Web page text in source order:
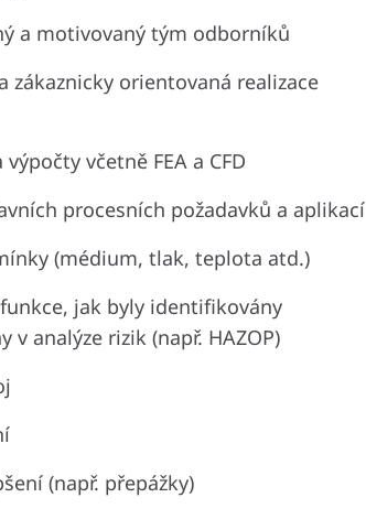
a motivovaný tým odborníků
zákaznicky orientovaná realizace
včetně FEA a CFD
procesních požadavků a aplikací
(médium, tlak, teplota atd.)
jak byly identifikovány
v analýze rizik (např. HAZOP)
(např. přepážky)